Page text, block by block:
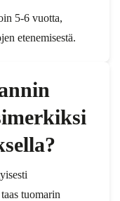
5-6 vuotta,
etenemisestä.
tuomarin